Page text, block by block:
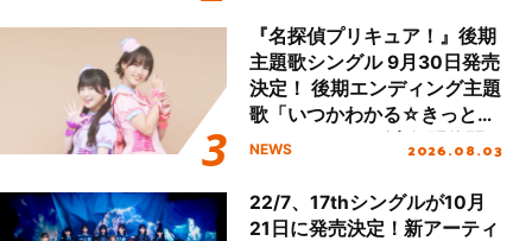
『名探偵プリキュア！』後期
主題歌シングル 9月30日発売
決定！ 後期エンディング主題
歌「いつかわかる☆きっとあ
える」TVサイズ先行配信開
NEWS 2026.08.03
22/7、17thシングルが10月
21日に発売決定！新アーティ